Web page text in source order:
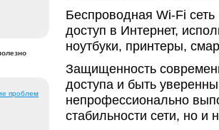
проблем
Беспроводная Wi-Fi
доступ в Интернет,
ноутбуки, принтеры,
Защищенность
доступа и быть
непрофессионально
стабильности сети, но